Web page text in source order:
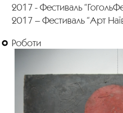
2017 -​ Фестиваль
2017 – ​Фестиваль “Арт
Роботи